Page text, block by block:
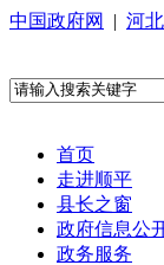
中国政府网 | 河
首页
走进顺平
县长之窗
政府信息公
政务服务